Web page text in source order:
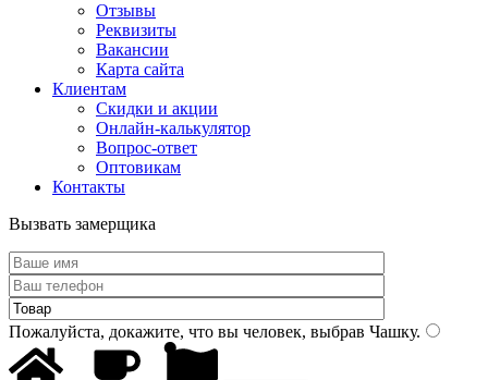
Отзывы
Реквизиты
Вакансии
Карта сайта
Клиентам
Скидки и акции
Онлайн-калькулятор
Вопрос-ответ
Оптовикам
Контакты
Вызвать замерщика
Пожалуйста, докажите, что вы человек, выбрав Чашку.